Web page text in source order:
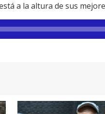
a la altura de sus